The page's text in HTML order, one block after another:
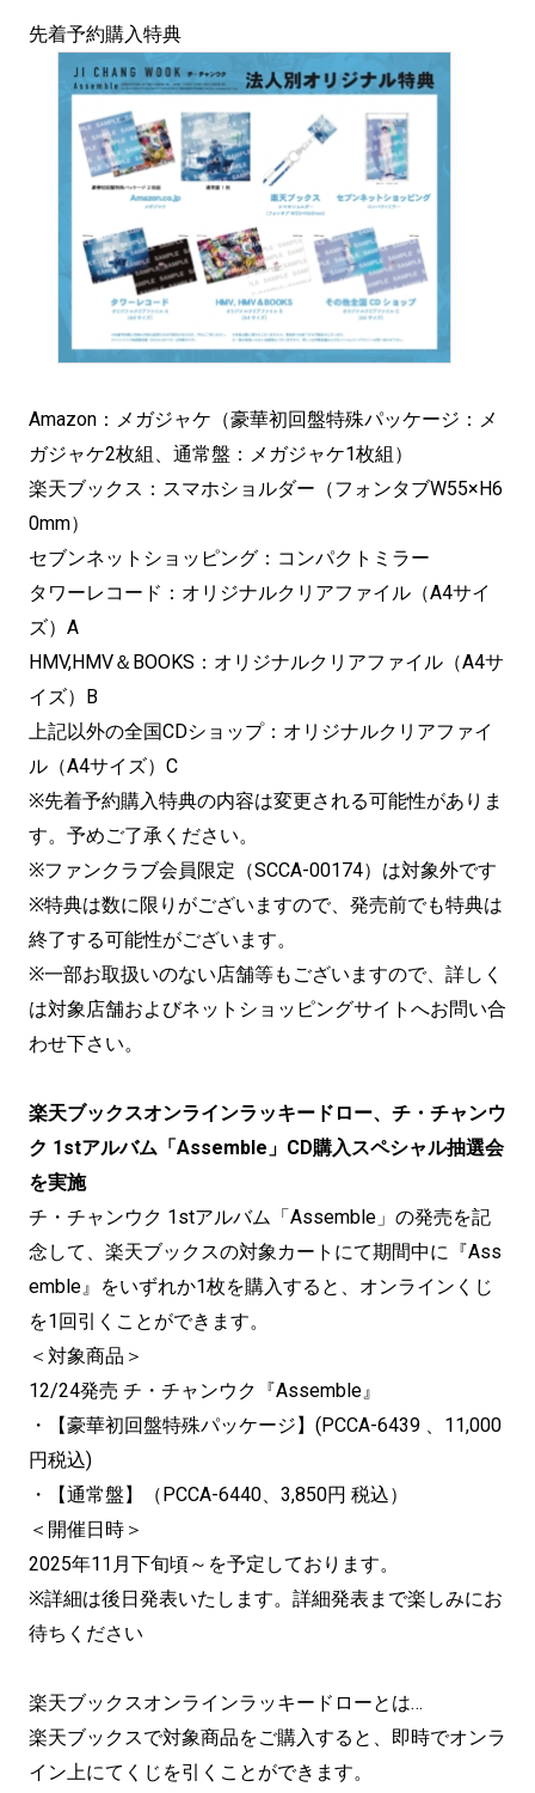
先着予約購入特典
Amazon：メガジャケ（豪華初回盤特殊パッケージ：メ
ガジャケ2枚組、通常盤：メガジャケ1枚組）
楽天ブックス：スマホショルダー（フォンタブW55×H6
0mm）
セブンネットショッピング：コンパクトミラー
タワーレコード：オリジナルクリアファイル（A4サイ
ズ）A
HMV,HMV＆BOOKS：オリジナルクリアファイル（A4サ
イズ）B
上記以外の全国CDショップ：オリジナルクリアファイ
ル（A4サイズ）C
※先着予約購入特典の内容は変更される可能性がありま
す。予めご了承ください。
※ファンクラブ会員限定（SCCA-00174）は対象外です
※特典は数に限りがございますので、発売前でも特典は
終了する可能性がございます。
※一部お取扱いのない店舗等もございますので、詳しく
は対象店舗およびネットショッピングサイトへお問い合
わせ下さい。
楽天ブックスオンラインラッキードロー、チ・チャンウ
ク 1stアルバム「Assemble」CD購入スペシャル抽選会
を実施
チ・チャンウク 1stアルバム「Assemble」の発売を記
念して、楽天ブックスの対象カートにて期間中に『Ass
emble』をいずれか1枚を購入すると、オンラインくじ
を1回引くことができます。
＜対象商品＞
12/24発売 チ・チャンウク『Assemble』
・【豪華初回盤特殊パッケージ】(PCCA-6439 、11,000
円税込)
・【通常盤】（PCCA-6440、3,850円 税込）
＜開催日時＞
2025年11月下旬頃～を予定しております。
※詳細は後日発表いたします。詳細発表まで楽しみにお
待ちください
楽天ブックスオンラインラッキードローとは…
楽天ブックスで対象商品をご購入すると、即時でオンラ
イン上にてくじを引くことができます。